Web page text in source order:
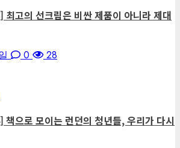
고의 선크림은 비싼 제품이 아니라 제대
0
28
으로 모이는 런던의 청년들, 우리가 다시